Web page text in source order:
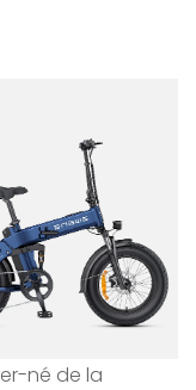
né de la